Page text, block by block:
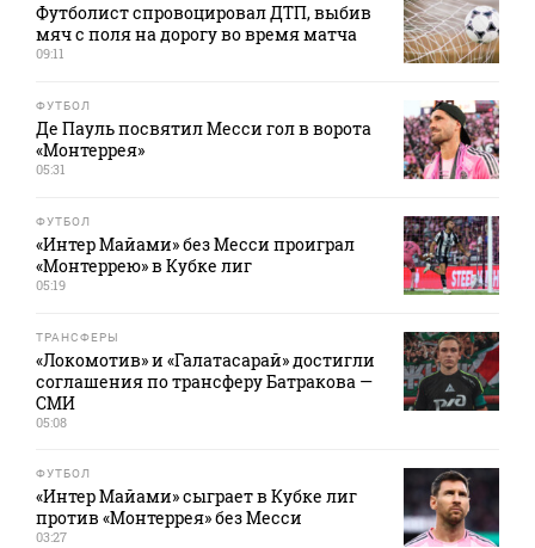
Футболист спровоцировал ДТП, выбив
мяч с поля на дорогу во время матча
09:11
ФУТБОЛ
Де Пауль посвятил Месси гол в ворота
«Монтеррея»
05:31
ФУТБОЛ
«Интер Майами» без Месси проиграл
«Монтеррею» в Кубке лиг
05:19
ТРАНСФЕРЫ
«Локомотив» и «Галатасарай» достигли
соглашения по трансферу Батракова —
СМИ
05:08
ФУТБОЛ
«Интер Майами» сыграет в Кубке лиг
против «Монтеррея» без Месси
03:27